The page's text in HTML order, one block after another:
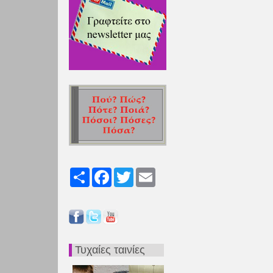
Share FacebookTwitter
Τυχαίες ταινίες